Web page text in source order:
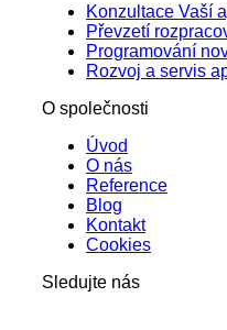
Konzultace Vaší
Převzetí
Programování
Rozvoj a servis
O společnosti
Úvod
O nás
Reference
Blog
Kontakt
Cookies
Sledujte nás